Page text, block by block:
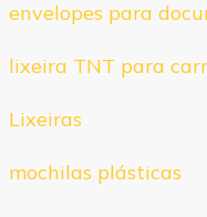
envelopes para
lixeira TNT para
Lixeiras
mochilas plásticas